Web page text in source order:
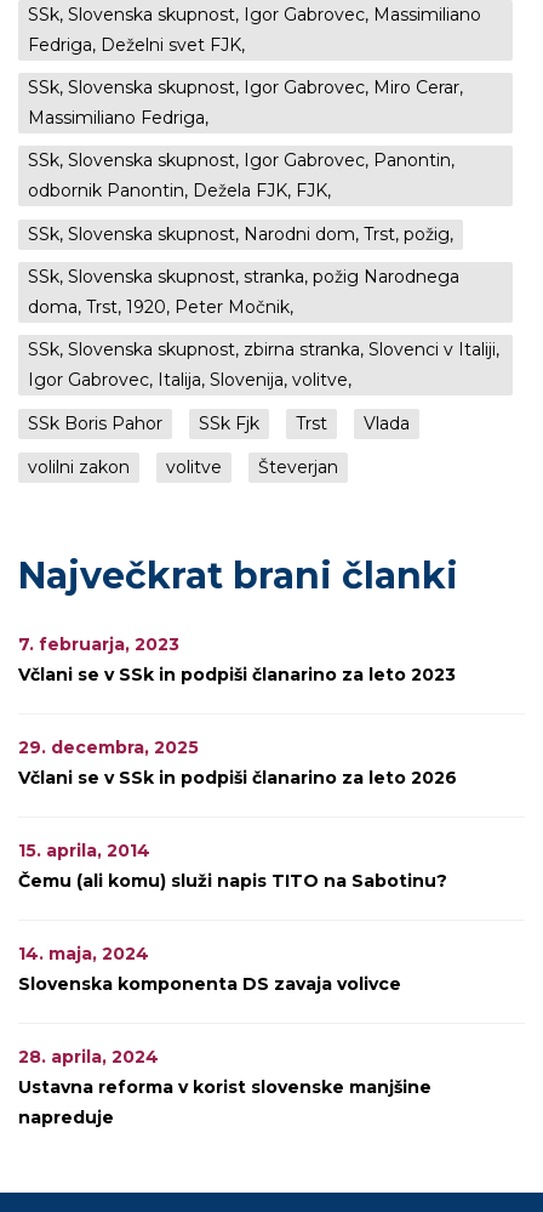
SSk, Slovenska skupnost, Igor Gabrovec, Massimiliano
Fedriga, Deželni svet FJK,
SSk, Slovenska skupnost, Igor Gabrovec, Miro Cerar,
Massimiliano Fedriga,
SSk, Slovenska skupnost, Igor Gabrovec, Panontin,
odbornik Panontin, Dežela FJK, FJK,
SSk, Slovenska skupnost, Narodni dom, Trst, požig,
SSk, Slovenska skupnost, stranka, požig Narodnega
doma, Trst, 1920, Peter Močnik,
SSk, Slovenska skupnost, zbirna stranka, Slovenci v Italiji,
Igor Gabrovec, Italija, Slovenija, volitve,
SSk Boris Pahor
SSk Fjk Trst
Vlada
volilni zakon
volitve Števerjan
Največkrat brani članki
7. februarja, 2023
Včlani se v SSk in podpiši članarino za leto 2023
29. decembra, 2025
Včlani se v SSk in podpiši članarino za leto 2026
15. aprila, 2014
Čemu (ali komu) služi napis TITO na Sabotinu?
14. maja, 2024
Slovenska komponenta DS zavaja volivce
28. aprila, 2024
Ustavna reforma v korist slovenske manjšine
napreduje